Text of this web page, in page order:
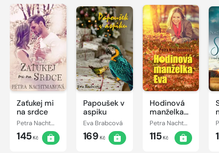
Zaťukej mi
na srdce
Petra Nachtmanová
145Kč
Papoušek v
aspiku
Eva Brabcová
169 Kč
Hodinová
manželka
Eva
Petra Nachtmanová
115Kč